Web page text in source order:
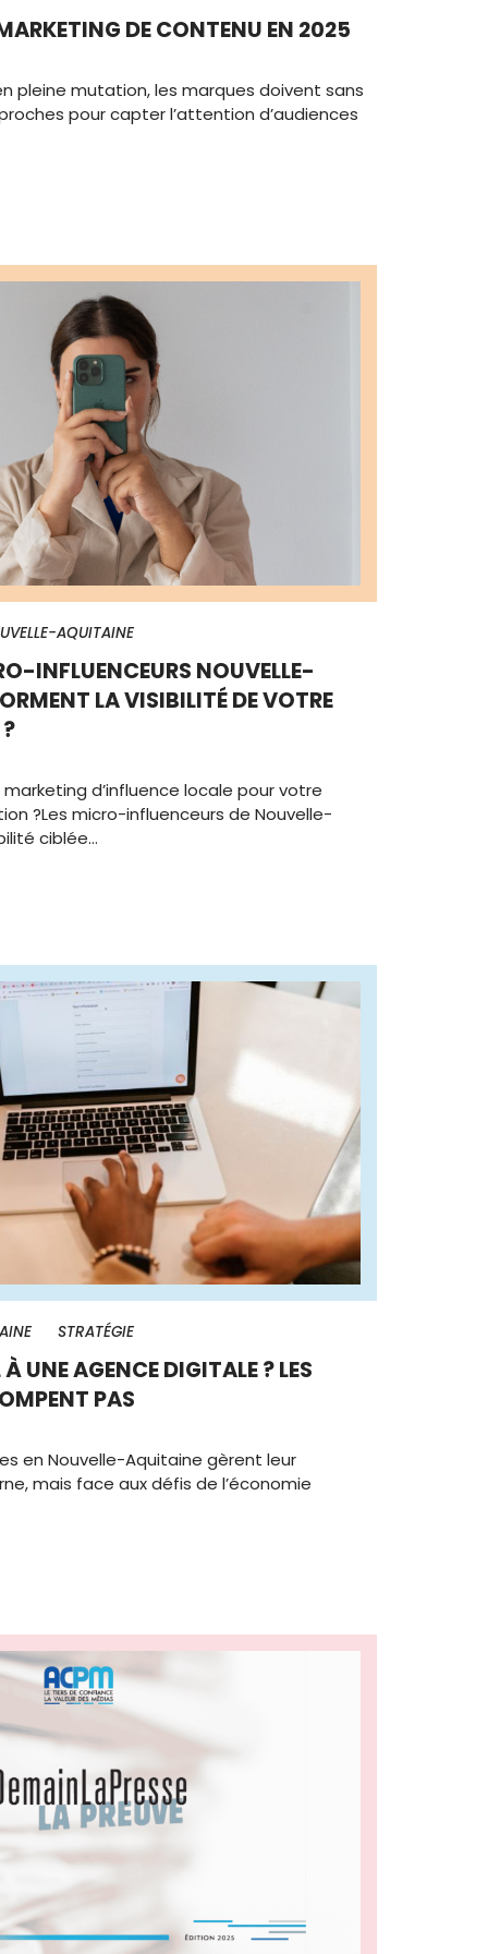
DE CONTENU EN 2025
pleine mutation, les marques doivent sans
pour capter l’attention d’audiences
AQUITAINE
INFLUENCEURS NOUVELLE-
LA VISIBILITÉ DE VOTRE
d’influence locale pour votre
?Les micro-influenceurs de Nouvelle-
ciblée…
STRATÉGIE
UNE AGENCE DIGITALE ? LES
PAS
en Nouvelle-Aquitaine gèrent leur
mais face aux défis de l’économie